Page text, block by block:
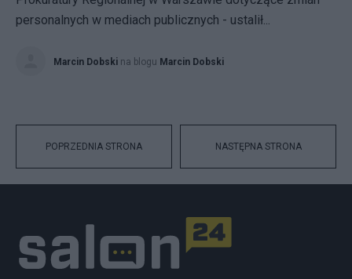
personalnych w mediach publicznych - ustalił...
Marcin Dobski na blogu Marcin Dobski
POPRZEDNIA STRONA NASTĘPNA STRONA